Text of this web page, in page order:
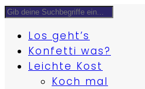
Los geht’s
Konfetti was?
Leichte Kost
Koch mal